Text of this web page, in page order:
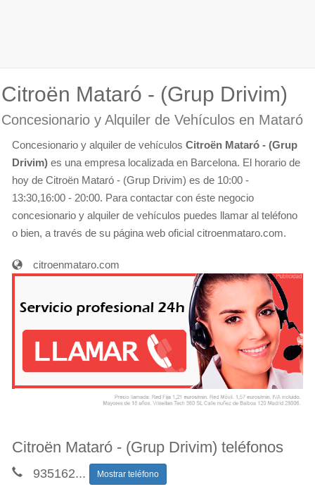
Citroën Mataró - (Grup Drivim)
Concesionario y Alquiler de Vehículos en Mataró
Concesionario y alquiler de vehículos Citroën Mataró - (Grup
Drivim) es una empresa localizada en Barcelona. El horario de
hoy de Citroën Mataró - (Grup Drivim) es de 10:00 -
13:30,16:00 - 20:00. Para contactar con éste negocio
concesionario y alquiler de vehículos puedes llamar al teléfono
o bien, a través de su página web oficial citroenmataro.com.
citroenmataro.com
Citroën Mataró - (Grup Drivim) teléfonos
935162... Mostrar teléfono